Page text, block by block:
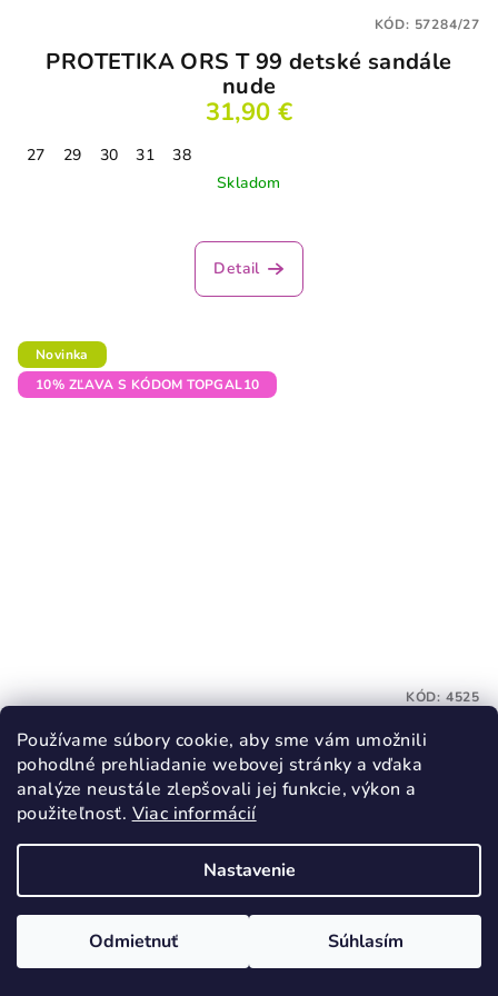
Používame súbory cookie, aby sme vám umožnili
pohodlné prehliadanie webovej stránky a vďaka
analýze neustále zlepšovali jej funkcie, výkon a
použiteľnosť. Viac informácií
Nastavenie
Odmietnuť Súhlasím
PROTETIKA ORS T 99 detské sandále
nude
31,90 €
27 29 30 31
38
Skladom
Detail
KÓD: 57284/27
Novinka
10% ZĽAVA S KÓDOM TOPGAL10
TOPGAL Školský set DIDI 26001 SET 2IN1
110,80 €
113,80 €
Do košíka
KÓD:4525